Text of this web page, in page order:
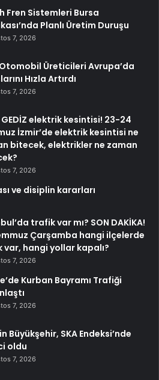
Fren Sistemleri Bursa
Planlı Üretim Duruşu
7, 2026
Üreticileri Avrupa’da
Hızla Artırdı
7, 2026
elektrik kesintisi! 23-24
İzmir’de elektrik kesintisi ne
bitecek, elektrikler ne zaman
7, 2026
ve disiplin kararları
trafik var mı? SON DAKİKA!
Çarşamba hangi ilçelerde
hangi yollar kapalı?
7, 2026
Kurban Bayramı Trafiği
7, 2026
Büyükşehir, SKA Endeksi’nde
oldu
7, 2026